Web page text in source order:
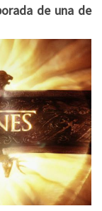
de una de